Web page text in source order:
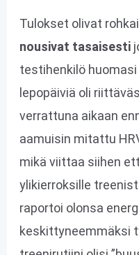
Tulokset olivat
nousivat tasaisesti
testihenkilö
lepopäiviä oli
verrattuna aikaan
aamuisin mitattu
mikä viittaa siihen
ylikierroksille
raportoi olonsa
keskittyneemmäksi